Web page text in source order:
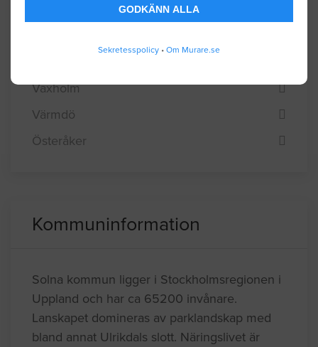
GODKÄNN ALLA
Sekretesspolicy • Om Murare.se
Upplands Väsby
Vaxholm
Värmdö
Österåker
Kommuninformation
Solna kommun ligger i Stockholmsregionen i
Uppland och har ca 65200 invånare.
Lanskapet domineras av parklandskap med
bland annat Ulrikdals slott. Näringslivet är